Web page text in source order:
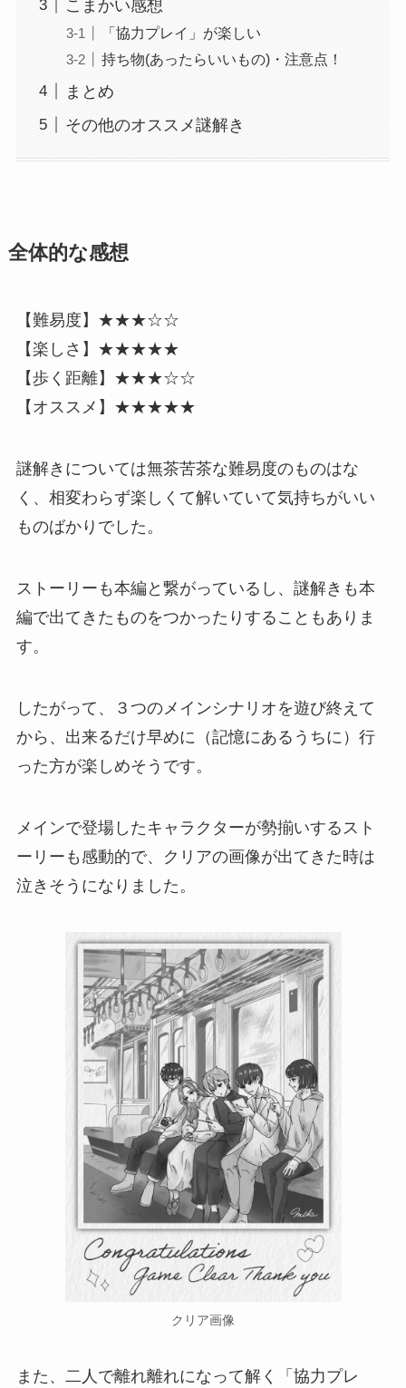
こまかい感想
「協力プレイ」が楽しい
持ち物(あったらいいもの)・注意点！
まとめ
その他のオススメ謎解き
全体的な感想
【難易度】★★★☆☆
【楽しさ】★★★★★
【歩く距離】★★★☆☆
【オススメ】★★★★★
謎解きについては無茶苦茶な難易度のものはな
く、相変わらず楽しくて解いていて気持ちがいい
ものばかり でした。
ストーリーも本編と繋がっているし、謎解きも本
編で出てきたものをつかったりすることもありま
す。
したがって、
３つのメインシナリオを遊び終えて
から、出来るだけ早めに（記憶にあるうちに）行
った方が楽しめそう です。
メインで登場したキャラクターが勢揃いする スト
ーリーも感動的で、クリアの画像が出てきた時は
泣きそうになりました。
クリア画像
また、二人で離れ離れになって解く 「協力プレ